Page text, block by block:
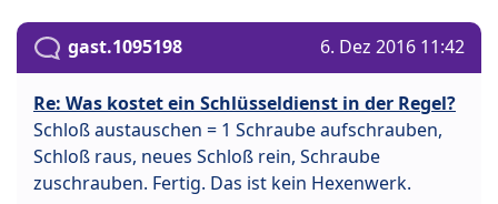
gast.1095198 6. Dez 2016 11:42
Re: Was kostet ein Schlüsseldienst in der Regel?
Schloß austauschen = 1 Schraube aufschrauben,
Schloß raus, neues Schloß rein, Schraube
zuschrauben. Fertig. Das ist kein Hexenwerk.